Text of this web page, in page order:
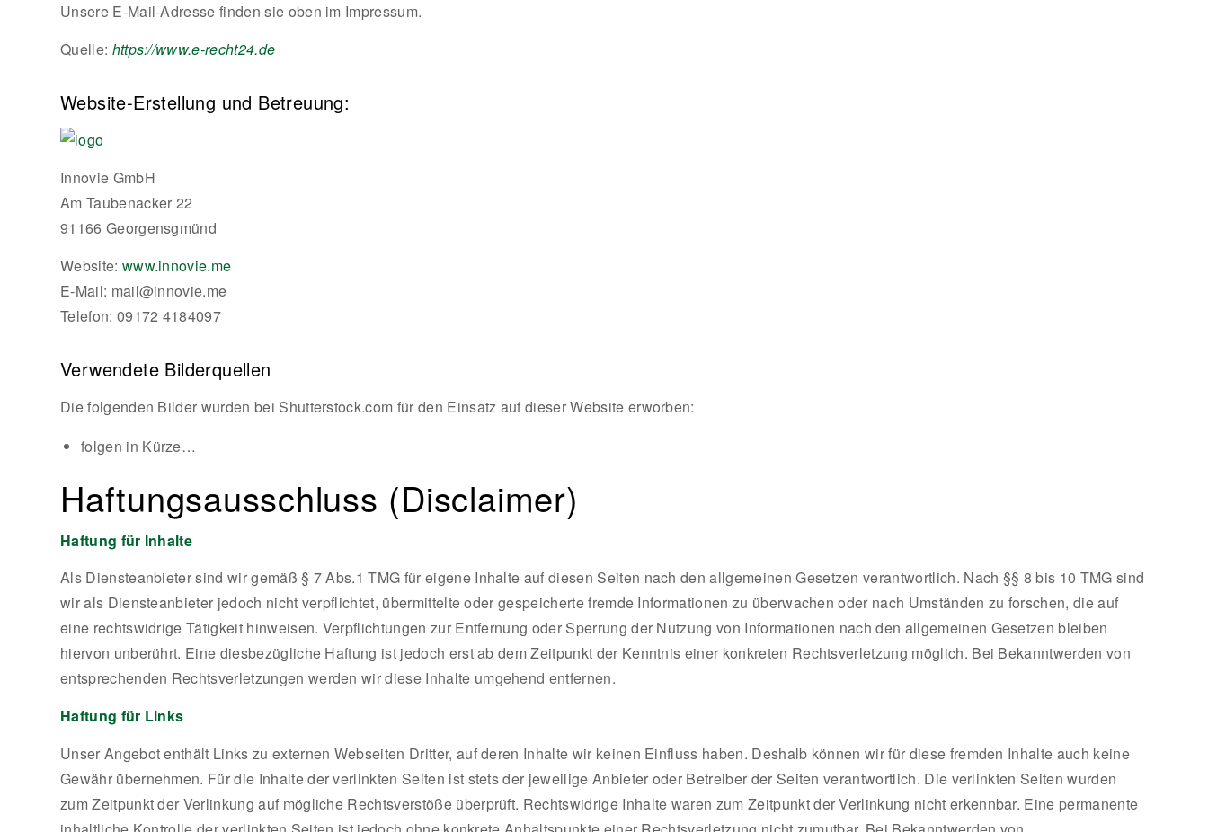
Unsere E-Mail-Adresse finden sie oben im Impressum.
Quelle: https://www.e-recht24.de
Website-Erstellung und Betreuung:
Innovie GmbH
Am Taubenacker 22
91166 Georgensgmünd
Website: www.innovie.me
E-Mail: mail@innovie.me
Telefon: 09172 4184097
Verwendete Bilderquellen
Die folgenden Bilder wurden bei Shutterstock.com für den Einsatz auf dieser Website erworben:
folgen in Kürze…
Haftungsausschluss (Disclaimer)
Haftung für Inhalte
Als Diensteanbieter sind wir gemäß § 7 Abs.1 TMG für eigene Inhalte auf diesen Seiten nach den allgemeinen Gesetzen verantwortlich. Nach §§ 8 bis 10 TMG sind
wir als Diensteanbieter jedoch nicht verpflichtet, übermittelte oder gespeicherte fremde Informationen zu überwachen oder nach Umständen zu forschen, die auf
eine rechtswidrige Tätigkeit hinweisen. Verpflichtungen zur Entfernung oder Sperrung der Nutzung von Informationen nach den allgemeinen Gesetzen bleiben
hiervon unberührt. Eine diesbezügliche Haftung ist jedoch erst ab dem Zeitpunkt der Kenntnis einer konkreten Rechtsverletzung möglich. Bei Bekanntwerden von
entsprechenden Rechtsverletzungen werden wir diese Inhalte umgehend entfernen.
Haftung für Links
Unser Angebot enthält Links zu externen Webseiten Dritter, auf deren Inhalte wir keinen Einfluss haben. Deshalb können wir für diese fremden Inhalte auch keine
Gewähr übernehmen. Für die Inhalte der verlinkten Seiten ist stets der jeweilige Anbieter oder Betreiber der Seiten verantwortlich. Die verlinkten Seiten wurden
zum Zeitpunkt der Verlinkung auf mögliche Rechtsverstöße überprüft. Rechtswidrige Inhalte waren zum Zeitpunkt der Verlinkung nicht erkennbar. Eine permanente